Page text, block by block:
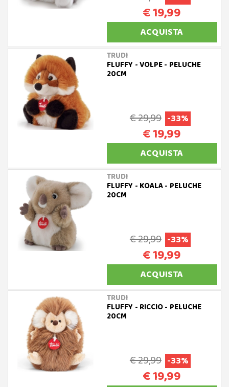
€ 19,99
ACQUISTA
TRUDI
FLUFFY - VOLPE - PELUCHE
20CM
€ 29,99 -33%
€ 19,99
ACQUISTA
TRUDI
FLUFFY - KOALA - PELUCHE
20CM
€ 29,99 -33%
€ 19,99
ACQUISTA
TRUDI
FLUFFY - RICCIO - PELUCHE
20CM
€ 29,99 -33%
€ 19,99